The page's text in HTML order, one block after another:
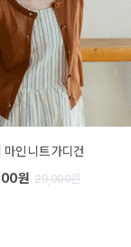
원 44,000원